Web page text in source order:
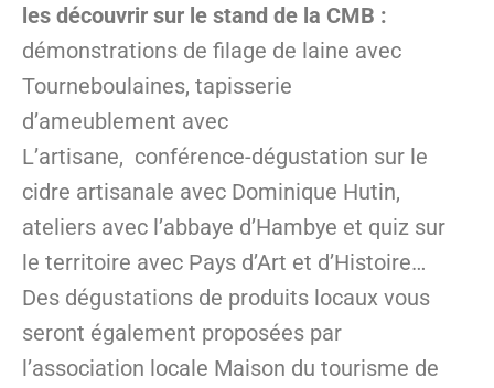
les découvrir sur le stand de la CMB :
démonstrations de filage de laine avec
Tourneboulaines, tapisserie
d’ameublement avec
L’artisane, conférence-dégustation sur le
cidre artisanale avec Dominique Hutin,
ateliers avec l’abbaye d’Hambye et quiz sur
le territoire avec Pays d’Art et d’Histoire…
Des dégustations de produits locaux vous
seront également proposées par
l’association locale Maison du tourisme de